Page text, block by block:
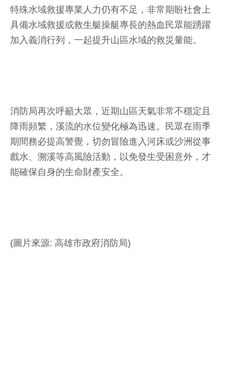
特殊水域救援專業人力仍有不足，非常期盼社會上
具備水域救援或救生艇操艇專長的熱血民眾能踴躍
加入義消行列，一起提升山區水域的救災量能。
消防局再次呼籲大眾，近期山區天氣非常不穩定且
降雨頻繁，溪流的水位變化極為迅速。民眾在雨季
期間務必提高警覺，切勿冒險進入河床或沙洲從事
戲水、溯溪等高風險活動，以免發生受困意外，才
能確保自身的生命財產安全。
(圖片來源: 高雄市政府消防局)